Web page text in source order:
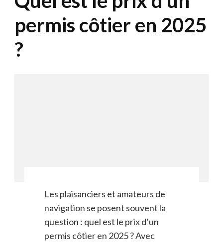
permis côtier en 2025
?
Les plaisanciers et amateurs de
navigation se posent souvent la
question : quel est le prix d’un
permis côtier en 2025 ? Avec